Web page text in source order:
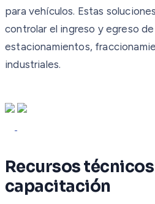
para vehículos. Estas
controlar el ingreso y egreso
estacionamientos,
industriales.
Recursos
capacitación